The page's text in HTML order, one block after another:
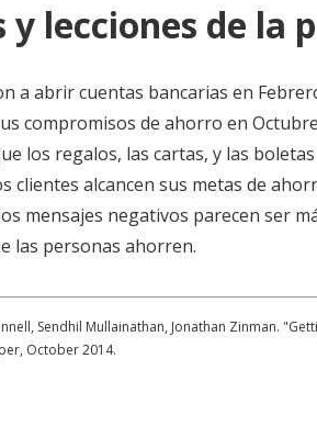
y lecciones de la
a abrir cuentas bancarias en
compromisos de ahorro en
los regalos, las cartas, y las
clientes alcancen sus metas de
mensajes negativos parecen ser
las personas ahorren.
Sendhil Mullainathan, Jonathan Zinman.
October 2014.